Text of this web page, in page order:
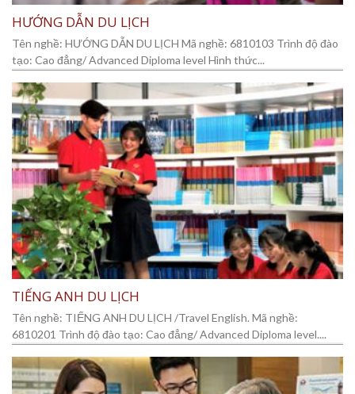
HƯỚNG DẪN DU LỊCH
Tên nghề: HƯỚNG DẪN DU LỊCH Mã nghề: 6810103 Trình độ đào
tạo: Cao đẳng/ Advanced Diploma level Hình thức...
TIẾNG ANH DU LỊCH
Tên nghề: TIẾNG ANH DU LỊCH /Travel English. Mã nghề:
6810201 Trình độ đào tạo: Cao đẳng/ Advanced Diploma level....